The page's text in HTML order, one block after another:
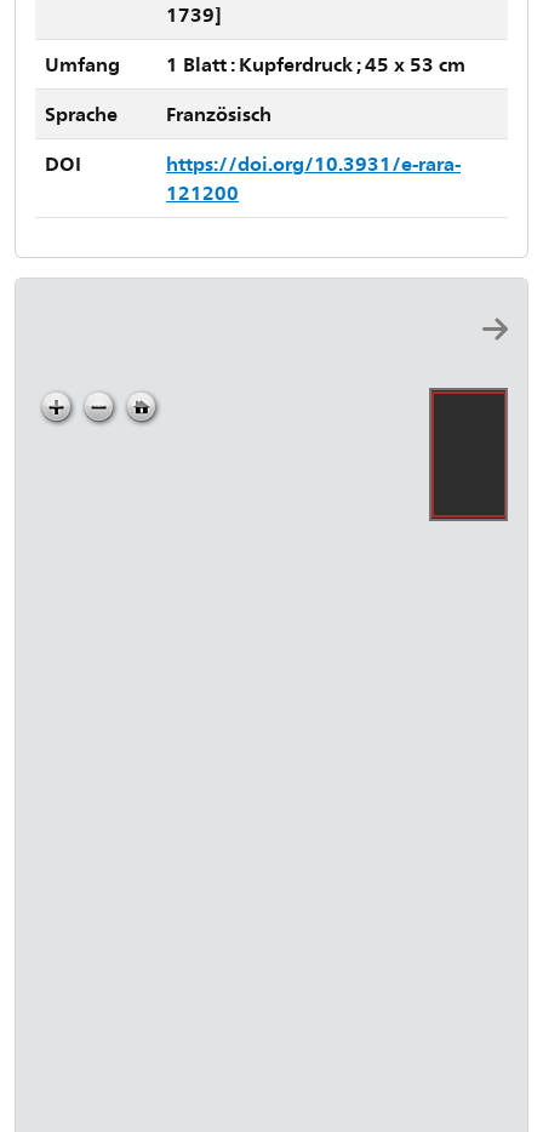
1739]
Umfang
1 Blatt : Kupferdruck ; 45 x 53 cm
Sprache
Französisch
DOI
https://doi.org/10.3931/e-rara-
121200